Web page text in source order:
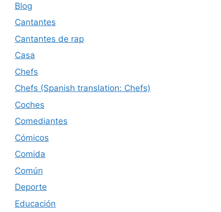
Blog
Cantantes
Cantantes de rap
Casa
Chefs
Chefs (Spanish translation: Chefs)
Coches
Comediantes
Cómicos
Comida
Común
Deporte
Educación